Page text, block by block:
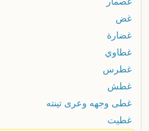
غض
غضارة
غطاوي
غطرس
غطش
غطى وجهه وعرى تينته
غطيت